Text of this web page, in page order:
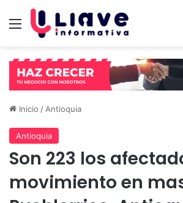
Menú
Inicio / Antioquia
Antioquia
Son 223 los
movimiento en